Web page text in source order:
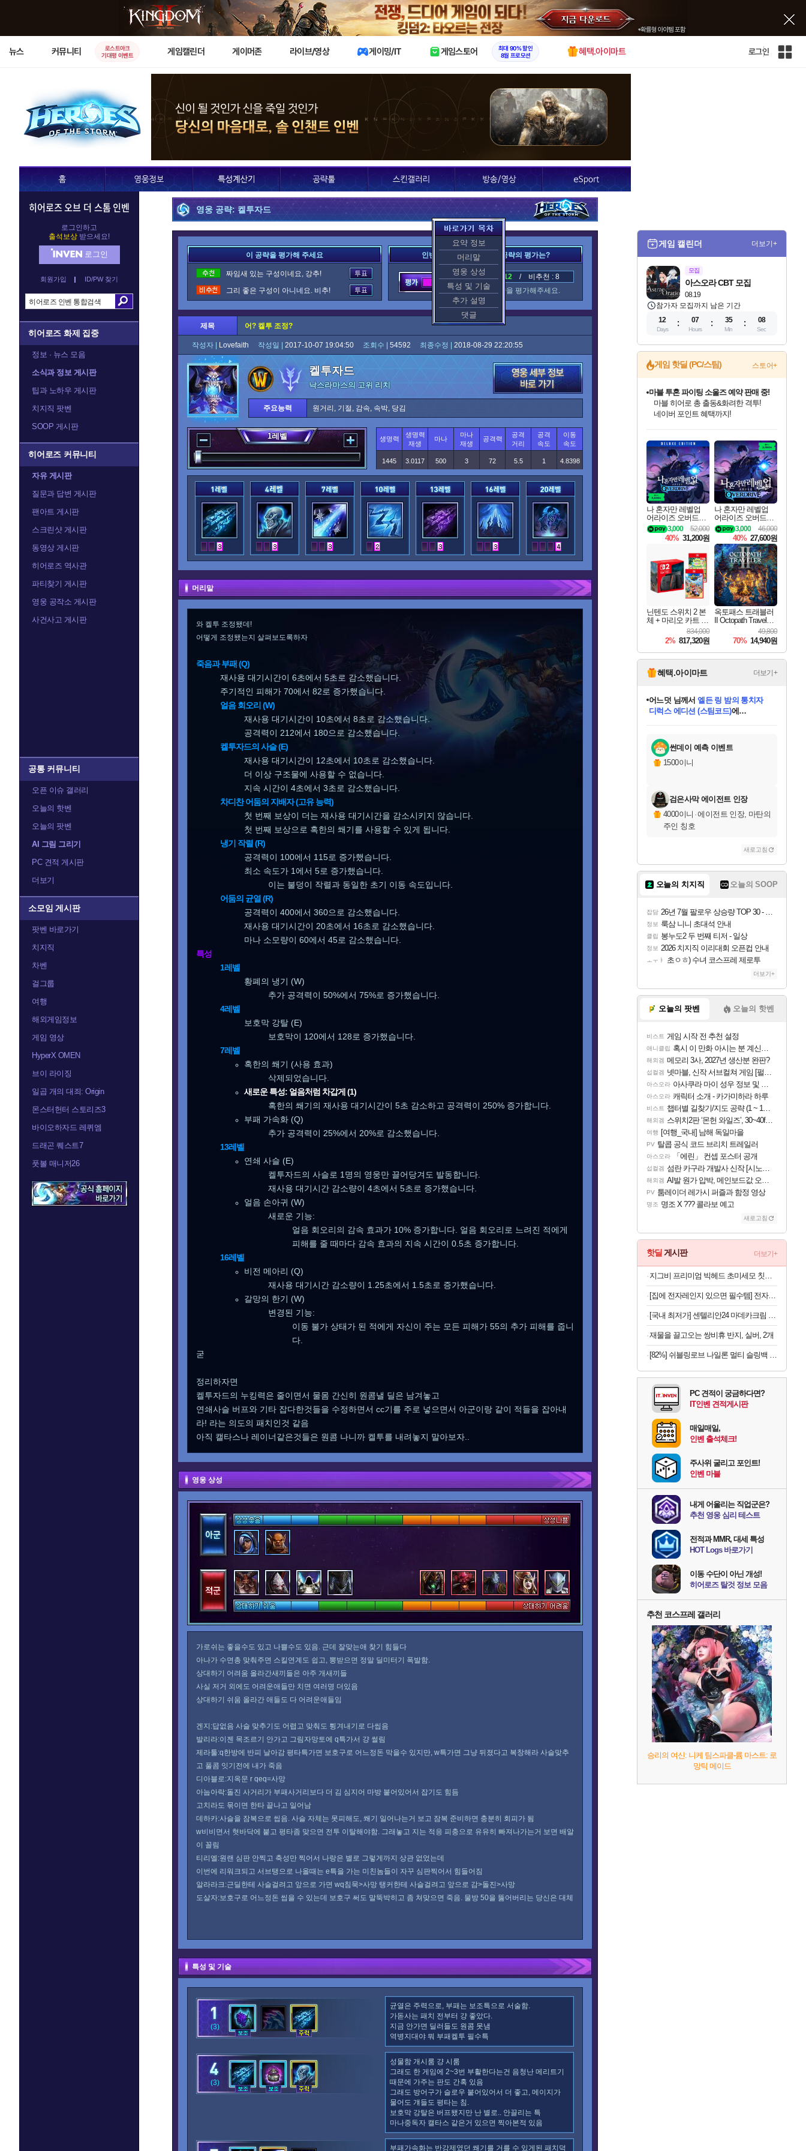
X
뉴스 커뮤니티
로스트아크
기대평 이벤트
게임캘린더 게이머존 라이브/영상 게이밍/IT 게임스토어
최대 90% 할인
8월 프로모션
혜택.아이마트 로그인
인
히어로즈 오브 더 스톰 인벤
로그인하고
출석보상 받으세요!
로그인
회원가입 ID/PW 찾기
히어로즈 화제 집중
정보 · 뉴스 모음
소식과 정보 게시판
팁과 노하우 게시판
치지직 팟벤
SOOP 게시판
히어로즈 커뮤니티
자유 게시판
질문과 답변 게시판
팬아트 게시판
스크린샷 게시판
동영상 게시판
히어로즈 역사관
파티찾기 게시판
영웅 공작소 게시판
사건사고 게시판
공통 커뮤니티
오픈 이슈 갤러리
오늘의 핫벤
오늘의 팟벤
AI 그림 그리기
PC 견적 게시판
더보기
소모임 게시판
팟벤 바로가기
치지직
차벤
걸그룹
여행
해외게임정보
게임 영상
HyperX OMEN
브이 라이징
일곱 개의 대죄: Origin
몬스터헌터 스토리즈3
바이오하자드 레퀴엠
드래곤 퀘스트7
풋볼 매니저26
영웅 공략: 켈투자드
이 공략을 평가해 주세요 인벤 여러분이 평가한 이 공략의 평가는?
짜임새 있는 구성이네요, 강추!
그리 좋은 구성이 아니네요. 비추!
추천 : 12/ 비추천 : 8
이 공략을 평가해주세요.
제목 어? 켈투 조정?
작성자 | Lovefaith 작성일 | 2017-10-07 19:04:50 조회수 | 54592 최종수정 | 2018-08-29 22:20:55
켈투자드
낙스라마스의 고위 리치
주요능력 원거리, 기절, 감속, 속박, 당김
1레벨 생명력
생명력
재생
마나
마나
재생
공격력
공격
거리
공격
속도
이동
속도
1445 3.0117 500 3 72 5.5 1 4.8398
머리말
와 켈투 조정됐데!
어떻게 조정됐는지 살펴보도록하자
죽음과 부패 (Q)
재사용 대기시간이 6초에서 5초로 감소했습니다.
주기적인 피해가 70에서 82로 증가했습니다.
얼음 회오리 (W)
재사용 대기시간이 10초에서 8초로 감소했습니다.
공격력이 212에서 180으로 감소했습니다.
켈투자드의 사슬 (E)
재사용 대기시간이 12초에서 10초로 감소했습니다.
더 이상 구조물에 사용할 수 없습니다.
지속 시간이 4초에서 3초로 감소했습니다.
차디찬 어둠의 지배자 (고유 능력)
첫 번째 보상이 더는 재사용 대기시간을 감소시키지 않습니다.
첫 번째 보상으로 혹한의 쐐기를 사용할 수 있게 됩니다.
냉기 작렬 (R)
공격력이 100에서 115로 증가했습니다.
최소 속도가 1에서 5로 증가했습니다.
이는 불덩이 작렬과 동일한 초기 이동 속도입니다.
어둠의 균열 (R)
공격력이 400에서 360으로 감소했습니다.
재사용 대기시간이 20초에서 16초로 감소했습니다.
마나 소모량이 60에서 45로 감소했습니다.
특성
1레벨
황폐의 냉기 (W)
추가 공격력이 50%에서 75%로 증가했습니다.
4레벨
보호막 강탈 (E)
보호막이 120에서 128로 증가했습니다.
7레벨
혹한의 쐐기 (사용 효과)
삭제되었습니다.
새로운 특성: 얼음처럼 차갑게 (1)
혹한의 쐐기의 재사용 대기시간이 5초 감소하고 공격력이 250% 증가합니다.
부패 가속화 (Q)
추가 공격력이 25%에서 20%로 감소했습니다.
13레벨
연쇄 사슬 (E)
켈투자드의 사슬로 1명의 영웅만 끌어당겨도 발동합니다.
재사용 대기시간 감소량이 4초에서 5초로 증가했습니다.
얼음 손아귀 (W)
새로운 기능:
얼음 회오리의 감속 효과가 10% 증가합니다. 얼음 회오리로 느려진 적에게
피해를 줄 때마다 감속 효과의 지속 시간이 0.5초 증가합니다.
16레벨
비전 메아리 (Q)
재사용 대기시간 감소량이 1.25초에서 1.5초로 증가했습니다.
갈망의 한기 (W)
변경된 기능:
이동 불가 상태가 된 적에게 자신이 주는 모든 피해가 55의 추가 피해를 줍니
다.
굳
정리하자면
켈투자드의 누킹력은 줄이면서 물몸 간신히 원콤낼 딜은 남겨놓고
연쇄사슬 버프와 기타 잡다한것들을 수정하면서 cc기를 주로 넣으면서 아군이랑 같이 적들을 잡아내
라! 라는 의도의 패치인것 같음
아직 캘타스나 레이너같은것들은 원콤 나니까 켈투를 내려놓지 말아보자..
영웅 상성
가로쉬는 좋을수도 있고 나쁠수도 있음. 근데 잘맞는애 찾기 힘들다
아나가 수면총 맞춰주면 스킬연계도 쉽고, 뽕받으면 정말 딜미터기 폭발함.
상대하기 어려움 올라간새끼들은 아주 개새끼들
사실 저거 외에도 어려운애들만 치면 여러명 더있음
상대하기 쉬움 올라간 애들도 다 어려운애들임
겐지:답없음 사슬 맞추기도 어렵고 맞춰도 튕겨내기로 다씹음
발리라:이젠 목조르기 안가고 그림자망토에 q특가서 걍 썰림
제라툴:q한방에 반피 날아감 평타특가면 보호구로 어느정돈 막을수 있지만, w특가면 그냥 뒤졌다고 복창해라 사슬맞추
고 풀콤 잇기전에 내가 죽음
디아블로:지옥문 r qeq=사망
아눕아락:돌진 사거리가 부패사거리보다 더 김 심지어 마방 붙어있어서 잡기도 힘듬
고치라도 묶이면 한타 끝나고 일어남
데하카:사슬을 잠복으로 씹음. 사슬 자체는 못피해도, 쐐기 일어나는거 보고 잠복 준비하면 충분히 회피가 됨
w비비면서 혓바닥에 붙고 평타좀 맞으면 전투 이탈해야함. 그래놓고 지는 적응 피충으로 유유히 빠져나가는거 보면 배알
이 꼴림
티리엘:원랜 심판 안찍고 축성만 찍어서 나랑은 별로 그렇게까지 상관 없었는데
이번에 리워크되고 서브탱으로 나올때는 e특을 가는 미친놈들이 자꾸 심판찍어서 힘들어짐
알라라크:근딜한테 사슬걸려고 앞으로 가면 wq침묵>사망 탱커한테 사슬걸려고 앞으로 감>돌진>사망
도살자:보호구로 어느정돈 씹을 수 있는데 보호구 써도 말뚝박히고 좀 쳐맞으면 죽음. 물방 50을 뚫어버리는 당신은 대체
특성 및 기술
(3)
균열은 주력으로, 부패는 보조특으로 서술함.
가돋사는 패치 전부터 걍 좋았다.
지금 안가면 딜러들도 원콤 못냄
역병지대야 뭐 부패켈투 필수특
(3)
성물함 개시룸 걍 시룸
그래도 한 게임에 2~3번 부활한다는건 음청난 메리트기
때문에 가주는 판도 간혹 있음
그래도 방어구가 슬로우 붙어있어서 더 좋고, 메이지가
물어도 걔들도 평타는 침.
보호막 강탈은 버프됐지만 난 별로.. 안끌리는 특
마나중독자 캘타스 같은거 있으면 찍아본적 있음
부패가속화는 반강제였던 쐐기를 거를 수 있게된 패치덕
요약 정보
머리말
영웅 상성
특성 및 기술
추가 설명
댓글
게임 캘린더 더보기+
모집
08.19
아스오라 CBT 모집
참가자 모집까지 남은 기간
12
Days
07
Hours
35
Min
07
Sec
게임 핫딜 (PC/스팀) 스토어+
최대 90% 할인가를 만나보세요!
네이버혜택과 함께 만나보세요!
50%할인&추가 적립까지!
이니&베니 혜택까지!
네이버 혜택가와 함께 예약하세요!
할인&네이버혜택으로 만나보세요!
네이버페이 혜택과 만나보세요!
40주년 프로모션으로 만나보세요!
마블 투혼 파이팅 소울즈 예약 판매 중!
마블 히어로 총 출동&화려한 격투!
네이버 포인트 혜택까지!
할인가에 만나보세요!
일부 에디션 상시 할인!
혜택으로 예약 판매 중
편안하게 충전하세요
나 혼자만 레벨업
어라이즈 오버드라
이브 디럭스 에디션
Solo Leveling Arise
Overdrive Deluxe Edi
52,000
3,000
40% 31,200원
나 혼자만 레벨업
어라이즈 오버드라
이브 Solo Leveling A
rise
46,000
3,000
40% 27,600원
닌텐도 스위치 2 본
체 + 마리오 카트 월
드 + 포켓몬 포코피
아 번들
834,000
2% 817,320원
옥토패스 트래블러
II Octopath Traveler I
49,800
70% 14,940원
혜택.아이마트 더보기+
당첨되셨습니다.
당첨되셨습니다.
디럭스 에디션 (스팀코드)에
당첨되셨습니다.
동작그만 님께서(본편포함) 데이브 더
에디션 (스팀코드)를 교환.
당첨되셨습니다.
당첨되셨습니다.
당첨되셨습니다.
당첨되셨습니다.
썬데이 예측 이벤트
1500이니
검은사막 에이전트 인장
4000이니 ·에이전트 인장, 마탄의
주인 칭호
새로고침
오늘의 치지직 오늘의 SOOP
잡담 26년 7월 팔로우 상승량 TOP 30 - 월간 치지직
정보 룩삼 니니 초대석 안내
클립 봉누도2 두 번째 티저 - 일상
정보 2026 치지직 이리대회 오픈컵 안내
ㅗㅜㅑ 초ㅇㅎ) 수녀 코스프레 제로투
더보기+
오늘의 팟벤 오늘의 핫벤
비스트 게임 시작 전 추천 설정
애니클립 혹시 이 만화 아시는 분 계신가요
해외겜 메모리 3사, 2027년 생산분 완판?
섭컬겜 넷마블, 신작 서브컬쳐 게임 [펄 인 블루] 티저 사이트 오픈
아스오라 아사쿠라 마이 성우 정보 및 주요 필모
아스오라 캐릭터 소개 - 카가미하라 하루
비스트 챕터별 길찾기/지도 공략 (1 ~ 12장)
해외겜 스위치2판 ‘몬헌 와일즈’, 30~40fps 목표 추정
여행 [여행_국내] 남해 독일마을
PV 탈콥 공식 코드 브리치 트레일러
아스오라 「에린」 컨셉 포스터 공개
섭컬겜 섬란 카구라 개발사 신작 [시노비 넥서스] 연내 출시 예정
해외겜 AI발 원가 압박, 메인보드값 오르나
PV 툼레이더 레가시 퍼즐과 함정 영상
명조 명조 X ??? 콜라보 예고
새로고침
핫딜 게시판 더보기+
지그비 프리미엄 빅헤드 초미세모 칫솔, 12개입, 1세트
[집에 전자레인지 있으면 필수템] 전자레인지 스팀 청소인형 x 2개
[국내 최저가] 센텔리안24 마데카크림 하이드라카밍 (50ml x2, 15ml x1, 1ml x2)
재물을 끌고오는 쌍비휴 반지, 실버, 2개
[82%] 쉬블링로브 나일론 멀티 슬링백 BLZ0206, 블랙, FREE
PC 견적이 궁금하다면?
IT인벤 견적게시판
매일매일,
인벤 출석체크!
주사위 굴리고 포인트!
인벤 마블
내게 어울리는 직업군은?
추천 영웅 심리 테스트
전적과 MMR, 대세 특성
HOT Logs 바로가기
이동 수단이 아닌 개성!
히어로즈 탈것 정보 모음
추천 코스프레 갤러리
승리의 여신: 니케 팀스파클-륨 마스트: 로
망틱 메이드